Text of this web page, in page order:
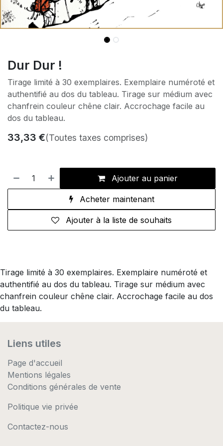
Dur Dur !
Tirage limité à 30 exemplaires. Exemplaire numéroté et
authentifié au dos du tableau. Tirage sur médium avec
chanfrein couleur chêne clair. Accrochage facile au
dos du tableau.
33,33 €(Toutes taxes comprises)
Ajouter au panier
Acheter maintenant
Ajouter à la liste de souhaits
Tirage limité à 30 exemplaires. Exemplaire numéroté et
authentifié au dos du tableau. Tirage sur médium avec
chanfrein couleur chêne clair. Accrochage facile au dos
du tableau.
Liens utiles
Page d'accueil
Mentions légales
Conditions générales de vente
Politique vie privée
Contactez-nous